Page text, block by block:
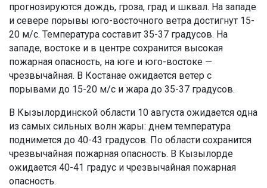
прогнозируются дождь, гроза, град и шквал. На западе
и севере порывы юго-восточного ветра достигнут 15-
20 м/с. Температура составит 35-37 градусов. На
западе, востоке и в центре сохранится высокая
пожарная опасность, на юге и юго-востоке —
чрезвычайная. В Костанае ожидается ветер с
порывами до 15-20 м/с и жара до 35-37 градусов.
В Кызылординской области 10 августа ожидается одна
из самых сильных волн жары: днем температура
поднимется до 40-43 градусов. По области сохранится
чрезвычайная пожарная опасность. В Кызылорде
ожидается 40-41 градус и чрезвычайная пожарная
опасность.